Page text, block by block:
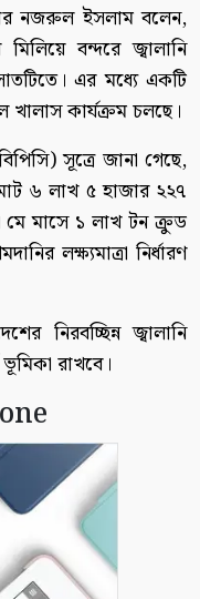
নজরুল ইসলাম বলেন,
বন্দরে জ্বালানি
এর মধ্যে একটি
খালাস কার্যক্রম চলছে।
সূত্রে জানা গেছে,
৬ লাখ ৫ হাজার ২২৭
মে মাসে ১ লাখ টন ক্রুড
লক্ষ্যমাত্রা নির্ধারণ
নিরবচ্ছিন্ন জ্বালানি
রাখবে।